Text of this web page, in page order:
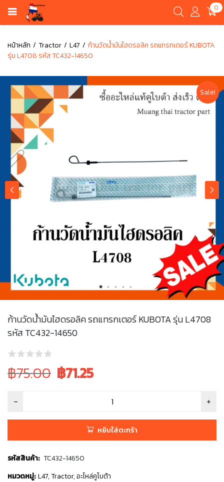
0
หน้าหลัก Tractor L47
ก้านวัดน้ำมันไฮดรอลิค รถแทรกเตอร์ KUBOTA
รุ่น L4708 รหัส TC432-14650
Sale!
ก้านวัดน้ำมันไฮดรอลิค รถแทรกเตอร์ KUBOTA รุ่น L4708
รหัส TC432-14650
Original
price
was:
฿75.00 Current
฿71.25
หยิบใส่ตะกร้า
รหัสสินค้า: TC432-14650
หมวดหมู่: L47,Tractor,อะไหล่คูโบต้า